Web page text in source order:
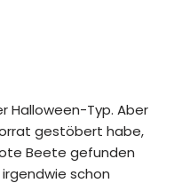
Halloween-Typ. Aber
gestöbert habe,
Beete gefunden
schon